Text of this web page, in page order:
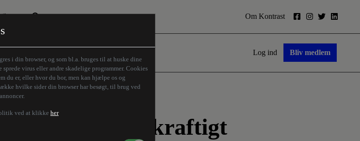
i din browser, og som bl.a. bruges til at huske dine
virus eller andre skadelige programmer. Cookies
du er, eller hvor du bor, men kan hjælpe os og
hvilke sider din browser har besøgt, til brug ved
ved at klikke her
Z-aksen
Om Kontrast
Log ind Bliv medlem
under kraftigt